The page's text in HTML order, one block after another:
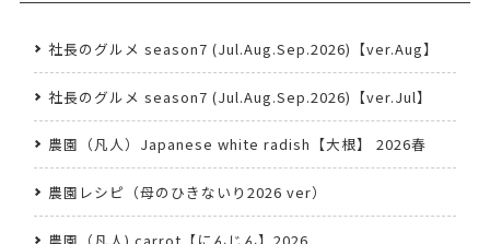
社長のグルメ season7 (Jul.Aug.Sep.2026)【ver.Aug】
社長のグルメ season7 (Jul.Aug.Sep.2026)【ver.Jul】
農園（凡人）Japanese white radish【大根】 2026春
農園レシピ（母のひきないり2026 ver）
農園（凡人) carrot【にんじん】2026